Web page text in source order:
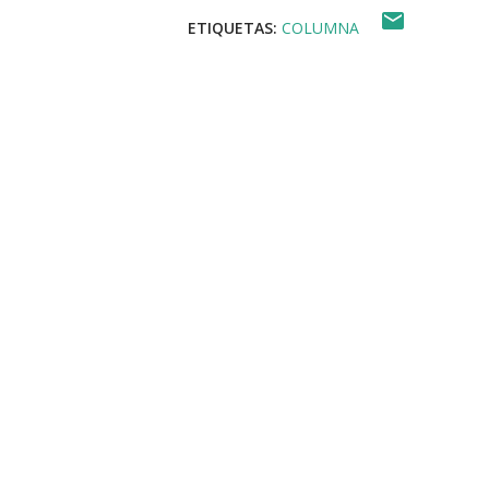
ETIQUETAS: COLUMNA